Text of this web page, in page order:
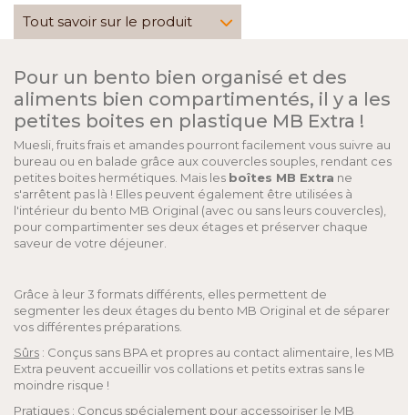
Tout savoir sur le produit
Pour un bento bien organisé et des
aliments bien compartimentés, il y a les
petites boites en plastique MB Extra !
Muesli, fruits frais et amandes pourront facilement vous suivre au
bureau ou en balade grâce aux couvercles souples, rendant ces
petites boites hermétiques. Mais les boîtes MB Extra ne
s'arrêtent pas là ! Elles peuvent également être utilisées à
l'intérieur du bento MB Original (avec ou sans leurs couvercles),
pour compartimenter ses deux étages et préserver chaque
saveur de votre déjeuner.
Grâce à leur 3 formats différents, elles permettent de
segmenter les deux étages du bento MB Original et de séparer
vos différentes préparations.
Sûrs : Conçus sans BPA et propres au contact alimentaire, les MB
Extra peuvent accueillir vos collations et petits extras sans le
moindre risque !
Pratiques : Conçus spécialement pour accessoiriser le MB